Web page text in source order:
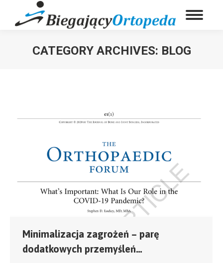
CATEGORY ARCHIVES: BLOG
Minimalizacja zagrożeń – parę
dodatkowych przemyśleń…